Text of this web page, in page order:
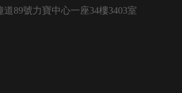
道89號力寶中心一座34樓3403室